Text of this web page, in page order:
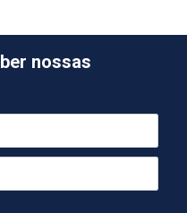
nossas